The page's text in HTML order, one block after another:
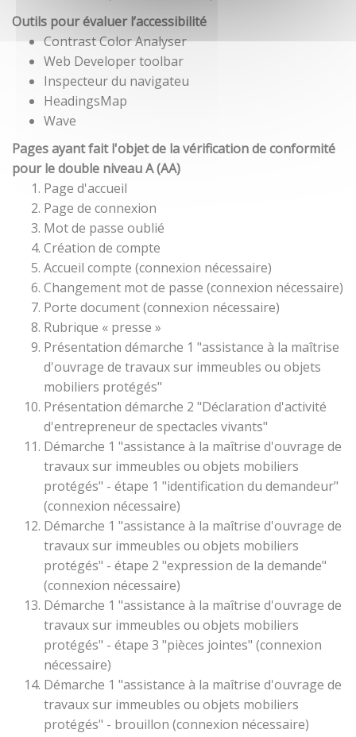
Outils pour évaluer l’accessibilité
Contrast Color Analyser
Web Developer toolbar
Inspecteur du navigateu
HeadingsMap
Wave
Pages ayant fait l'objet de la vérification de conformité
pour le double niveau A (AA)
Page d'accueil
Page de connexion
Mot de passe oublié
Création de compte
Accueil compte (connexion nécessaire)
Changement mot de passe (connexion nécessaire)
Porte document (connexion nécessaire)
Rubrique « presse »
Présentation démarche 1 "assistance à la maîtrise
d'ouvrage de travaux sur immeubles ou objets
mobiliers protégés"
Présentation démarche 2 "Déclaration d'activité
d'entrepreneur de spectacles vivants"
Démarche 1 "assistance à la maîtrise d'ouvrage de
travaux sur immeubles ou objets mobiliers
protégés" - étape 1 "identification du demandeur"
(connexion nécessaire)
Démarche 1 "assistance à la maîtrise d'ouvrage de
travaux sur immeubles ou objets mobiliers
protégés" - étape 2 "expression de la demande"
(connexion nécessaire)
Démarche 1 "assistance à la maîtrise d'ouvrage de
travaux sur immeubles ou objets mobiliers
protégés" - étape 3 "pièces jointes" (connexion
nécessaire)
Démarche 1 "assistance à la maîtrise d'ouvrage de
travaux sur immeubles ou objets mobiliers
protégés" - brouillon (connexion nécessaire)